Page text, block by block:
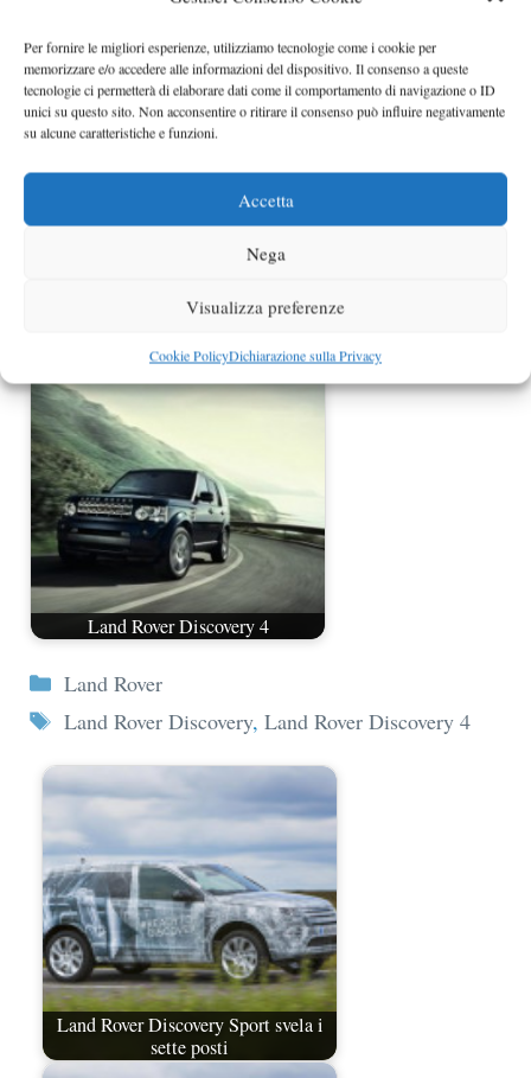
Per fornire le migliori esperienze, utilizziamo tecnologie come i cookie per
memorizzare e/o accedere alle informazioni del dispositivo. Il consenso a queste
tecnologie ci permetterà di elaborare dati come il comportamento di navigazione o ID
unici su questo sito. Non acconsentire o ritirare il consenso può influire negativamente
su alcune caratteristiche e funzioni.
Accetta
Nega
Visualizza preferenze
Cookie PolicyDichiarazione sulla Privacy
Discovery, Range Rover e Range
Nuova Range Rover Sport foto
Land Rover Discovery 4
Categorie
Land Rover
Tag
Land Rover Discovery, Land Rover Discovery 4
Land Rover Discovery Sport svela i
sette posti